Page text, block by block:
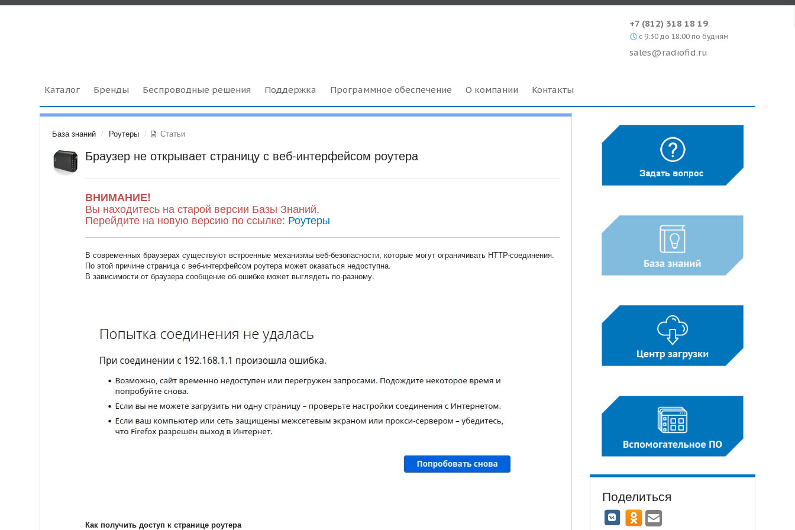
+7 (812) 318 18 19
c 9:30 до 18:00 по будням
sales@radiofid.ru
Каталог Бренды Беспроводные решения Поддержка Программное обеспечение О компании Контакты
База знаний Роутеры Статьи
Браузер не открывает страницу с веб-интерфейсом роутера
ВНИМАНИЕ!
Вы находитесь на старой версии Базы Знаний.
Перейдите на новую версию по ссылке: Роутеры
В современных браузерах существуют встроенные механизмы веб-безопасности, которые могут ограничивать HTTP-соединения.
По этой причине страница с веб-интерфейсом роутера может оказаться недоступна.
В зависимости от браузера сообщение об ошибке может выглядеть по-разному.
Как получить доступ к странице роутера
Поделиться